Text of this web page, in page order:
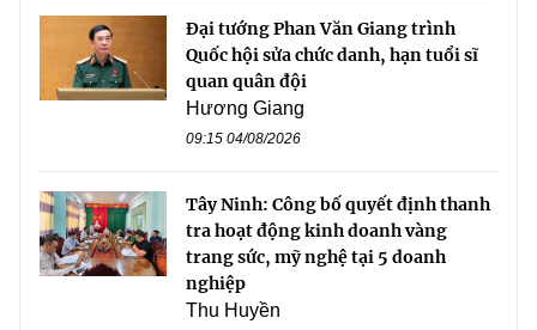
Đại tướng Phan Văn Giang trình
Quốc hội sửa chức danh, hạn tuổi sĩ
quan quân đội
Hương Giang
09:15 04/08/2026
Tây Ninh: Công bố quyết định thanh
tra hoạt động kinh doanh vàng
trang sức, mỹ nghệ tại 5 doanh
nghiệp
Thu Huyền